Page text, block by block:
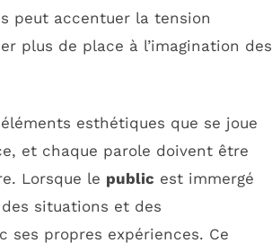
peut accentuer la tension
plus de place à l’imagination des
esthétiques que se joue
et chaque parole doivent être
Lorsque le public est immergé
situations et des
propres expériences. Ce